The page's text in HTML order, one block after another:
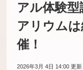
アル体験
アリウム
催！
2026年3月 4日 14:00 更新